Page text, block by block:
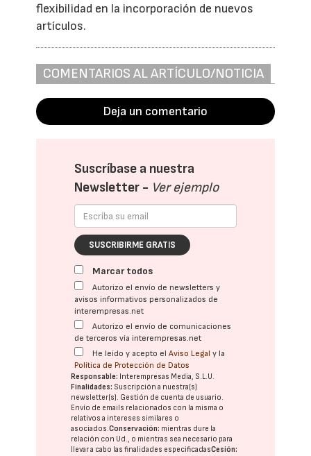
flexibilidad en la incorporación de nuevos
artículos.
COMENTARIOS AL ARTÍCULO/NOTICIA
Deja un comentario
Suscríbase a nuestra
Newsletter - Ver ejemplo
SUSCRIBIRME GRATIS
Marcar todos
Autorizo el envío de newsletters y
avisos informativos personalizados de
interempresas.net
Autorizo el envío de comunicaciones
de terceros vía interempresas.net
He leído y acepto elAviso Legal y la
Política de Protección de Datos
Responsable: Interempresas Media, S.L.U.
Finalidades: Suscripción a nuestra(s)
newsletter(s). Gestión de cuenta de usuario.
Envío de emails relacionados con la misma o
relativos a intereses similares o
asociados.Conservación: mientras dure la
relación con Ud., o mientras sea necesario para
llevar a cabo las finalidades especificadasCesión: